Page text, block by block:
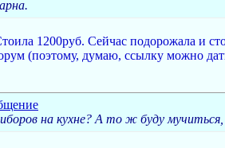
1200руб. Сейчас подорожала и
(поэтому, думаю, ссылку можно
на кухне? А то ж буду